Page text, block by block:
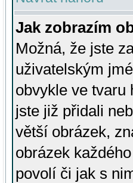
Jak zobrazím
Možná, že jste
uživatelským
obvykle ve tvaru
jste již přidali
větší obrázek,
obrázek
povolí či jak s